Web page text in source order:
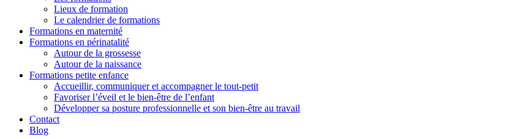
Lieux de formation
Le calendrier de formations
Formations en maternité
Formations en périnatalité
Autour de la grossesse
Autour de la naissance
Formations petite enfance
Accueillir, communiquer et accompagner le tout-petit
Favoriser l’éveil et le bien-être de l’enfant
Développer sa posture professionnelle et son bien-être au travail
Contact
Blog